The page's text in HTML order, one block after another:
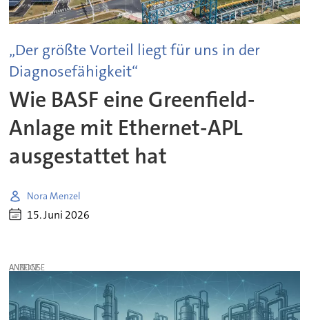
„Der größte Vorteil liegt für uns in der
Diagnosefähigkeit“
Wie BASF eine Greenfield-
Anlage mit Ethernet-APL
ausgestattet hat
Nora Menzel
15. Juni 2026
ANZEIGE